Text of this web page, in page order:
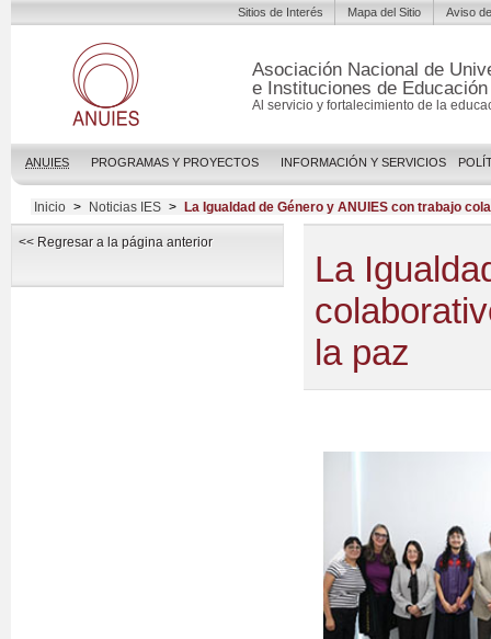
Asociación Nacional de
e Instituciones de
Al servicio y fortalecimiento de la
ANUIES PROGRAMAS Y PROYECTOS INFORMACIÓN Y SERVICIOS
Sitios de Interés Mapa del Sitio Aviso
Inicio > Noticias IES > La Igualdad de Género y ANUIES con trabajo
<< Regresar a la página anterior
La
la paz